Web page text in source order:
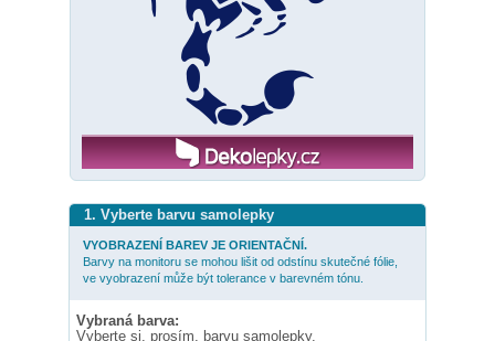
1. Vyberte barvu samolepky
VYOBRAZENÍ BAREV JE ORIENTAČNÍ.
Barvy na monitoru se mohou lišit od odstínu skutečné fólie,
ve vyobrazení může být tolerance v barevném tónu.
Vybraná barva:
Vyberte si, prosím, barvu samolepky.